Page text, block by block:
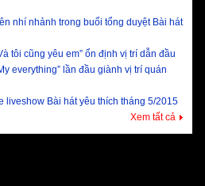
nhí nhảnh trong buổi tổng duyệt Bài hát
tôi cũng yêu em” ổn định vị trí dẫn đầu
everything” lần đầu giành vị trí quán
liveshow Bài hát yêu thích tháng 5/2015
Xem tất cả